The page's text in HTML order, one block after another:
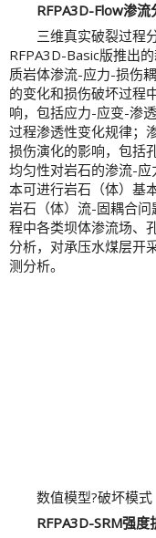
RFPA3D-Flow渗流
三维真实破裂过程
RFPA3D-Basic版推出
质岩体渗流-应力-损伤
的变化和损伤破坏过程
响，包括应力-应变-渗
过程渗透性变化规律；
损伤演化的影响，包括
均匀性对岩石的渗流-
本可进行岩石（体）基
岩石（体）流-固耦合
程中各类坝体渗流场、
分析，对承压水煤层开
测分析。
数值模型?破坏模
RFPA3D-SRM强度